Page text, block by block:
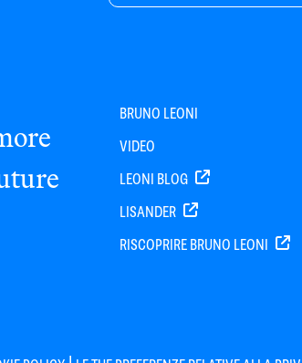
BRUNO LEONI
VIDEO
LEONI BLOG
LISANDER
RISCOPRIRE BRUNO LEONI